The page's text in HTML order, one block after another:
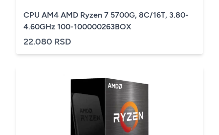
CPU AM4 AMD Ryzen 7 5700G, 8C/16T, 3.80-
4.60GHz 100-100000263BOX
22.080 RSD